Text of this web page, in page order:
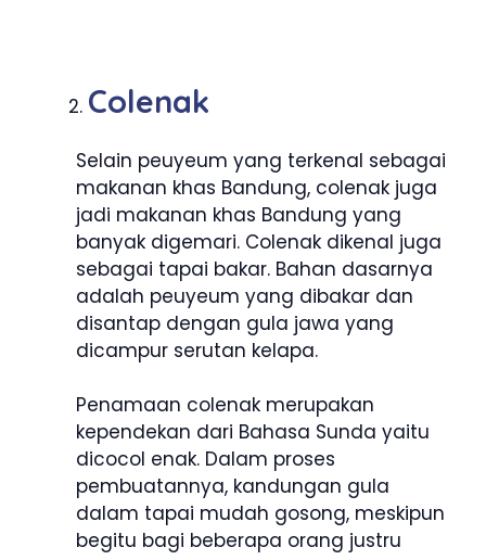
Colenak
Selain peuyeum yang terkenal sebagai
makanan khas Bandung, colenak juga
jadi makanan khas Bandung yang
banyak digemari. Colenak dikenal juga
sebagai tapai bakar. Bahan dasarnya
adalah peuyeum yang dibakar dan
disantap dengan gula jawa yang
dicampur serutan kelapa.
Penamaan colenak merupakan
kependekan dari Bahasa Sunda yaitu
dicocol enak. Dalam proses
pembuatannya, kandungan gula
dalam tapai mudah gosong, meskipun
begitu bagi beberapa orang justru